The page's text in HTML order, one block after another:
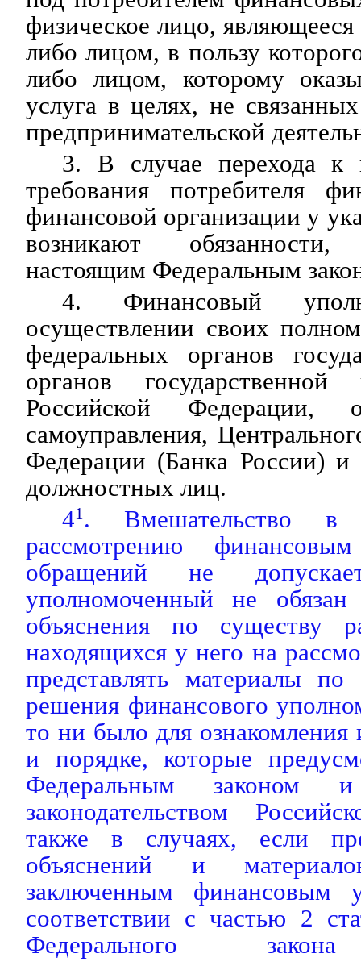
физическое лицо,
либо лицом, в пользу
либо лицом, которому
услуга в целях, не
предпринимательской
3. В случае перехода к
требования потребителя
финансовой организации у
возникают обязанности,
настоящим Федеральным
4. Финансовый
осуществлении своих
федеральных органов
органов государственной
Российской Федерации,
самоуправления,
Федерации (Банка России) и
должностных лиц.
41 . Вмешательство в
рассмотрению
обращений не
уполномоченный не обязан
объяснения по существу
находящихся у него на
представлять материалы
решения финансового
то ни было для ознакомления
и порядке, которые
Федеральным законом и
законодательством
также в случаях, если
объяснений и
заключенным финансовым
соответствии с частью 2
Федерального